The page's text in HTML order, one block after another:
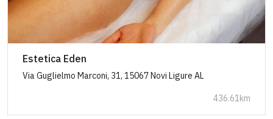
Estetica Eden
Via Guglielmo Marconi, 31, 15067 Novi Ligure AL
436.61km